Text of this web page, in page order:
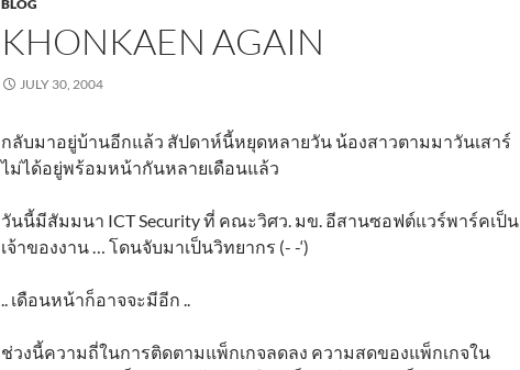
BLOG
KHONKAEN AGAIN
JULY 30, 2004
กลับมาอยู่บ้านอีกแล้ว สัปดาห์นี้หยุดหลายวัน น้องสาวตามมาวันเสาร์
ไม่ได้อยู่พร้อมหน้ากันหลายเดือนแล้ว
วันนี้มีสัมมนา ICT Security ที่ คณะวิศว. มข. อีสานซอฟต์แวร์พาร์คเป็น
เจ้าของงาน … โดนจับมาเป็นวิทยากร (- -‘)
.. เดือนหน้าก็อาจจะมีอีก ..
ช่วงนี้ความถี่ในการติดตามแพ็กเกจลดลง ความสดของแพ็กเกจใน